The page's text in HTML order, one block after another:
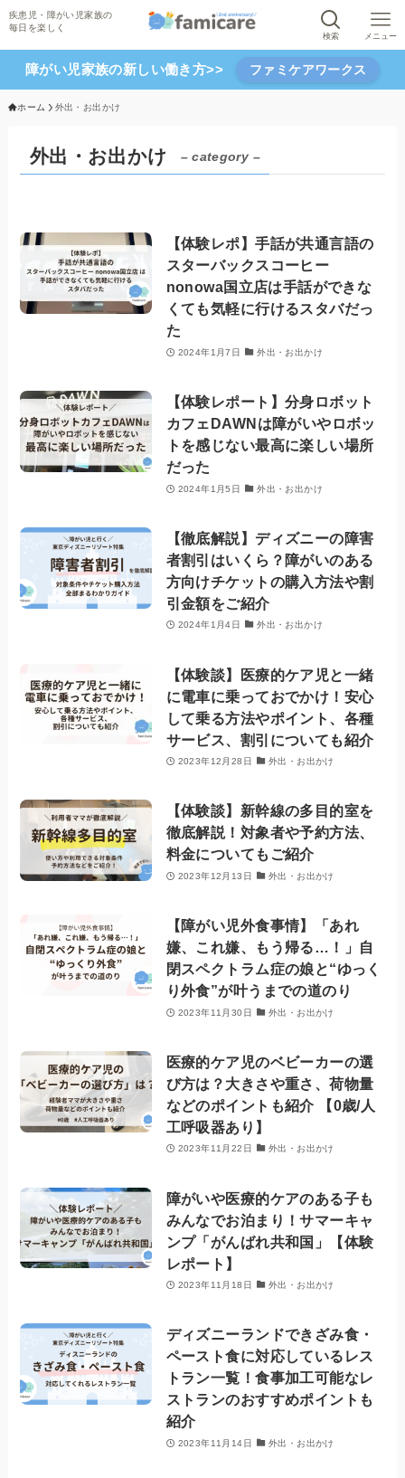
検索 メニュー
障がい児家族の新しい働き方>> ファミケアワークス
ホーム 外出・お出かけ
外出・お出かけ – category –
【体験レポ】手話が共通言語の
スターバックスコーヒー
nonowa国立店は手話ができな
くても気軽に行けるスタバだっ
た
2024年1月7日 外出・お出かけ
【体験レポート】分身ロボット
カフェDAWNは障がいやロボッ
トを感じない最高に楽しい場所
だった
2024年1月5日 外出・お出かけ
【徹底解説】ディズニーの障害
者割引はいくら？障がいのある
方向けチケットの購入方法や割
引金額をご紹介
2024年1月4日 外出・お出かけ
【体験談】医療的ケア児と一緒
に電車に乗っておでかけ！安心
して乗る方法やポイント、各種
サービス、割引についても紹介
2023年12月28日 外出・お出かけ
【体験談】新幹線の多目的室を
徹底解説！対象者や予約方法、
料金についてもご紹介
2023年12月13日 外出・お出かけ
【障がい児外食事情】「あれ
嫌、これ嫌、もう帰る…！」自
閉スペクトラム症の娘と“ゆっく
り外食”が叶うまでの道のり
2023年11月30日 外出・お出かけ
医療的ケア児のベビーカーの選
び方は？大きさや重さ、荷物量
などのポイントも紹介 【0歳/人
工呼吸器あり】
2023年11月22日 外出・お出かけ
障がいや医療的ケアのある子も
みんなでお泊まり！サマーキャ
ンプ「がんばれ共和国」【体験
レポート】
2023年11月18日 外出・お出かけ
ディズニーランドできざみ食・
ペースト食に対応しているレス
トラン一覧！食事加工可能なレ
ストランのおすすめポイントも
紹介
2023年11月14日 外出・お出かけ